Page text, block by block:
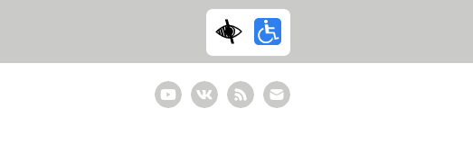
YoutubeВКонтактеRSS
E-
mail
подписка